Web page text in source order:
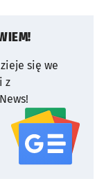
się we
z
serwisu